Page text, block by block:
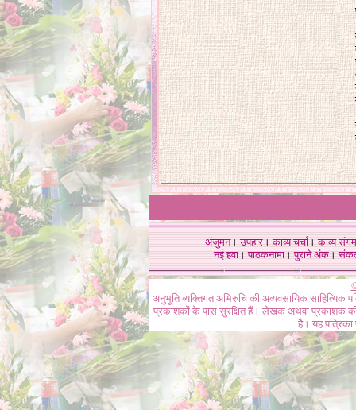
अंजुमन।उपहार।काव्य चर्चा।काव्य संगम
नई हवा। पाठकनामा। पुराने अंक।
अनुभूति व्यक्तिगत अभिरुचि की अव्यवसायिक
प्रकाशकों के पास सुरक्षित हैं। लेखक अथवा प्रकाशक की
है। यह पत्रिका